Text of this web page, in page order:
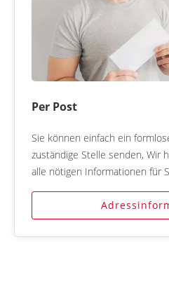
Per Post
Sie können einfach ein
zuständige Stelle senden, Wir
alle nötigen Informationen für